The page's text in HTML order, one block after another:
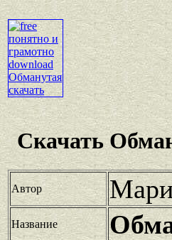
Скачать
Автор
Название